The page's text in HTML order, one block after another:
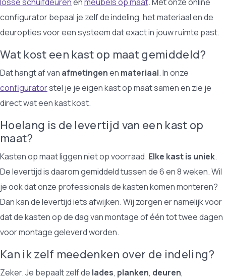
losse schuifdeurenenmeubels op maat. Met onze online
configurator bepaal je zelf de indeling, het materiaal en de
deuropties voor een systeem dat exact in jouw ruimte past.
Wat kost een kast op maat gemiddeld?
Dat hangt af van afmetingenen materiaal. In onze
configuratorstel je je eigen kast op maat samen en zie je
direct wat een kast kost.
Hoelang is de levertijd van een kast op
maat?
Kasten op maat liggen niet op voorraad. Elke kast is uniek.
De levertijd is daarom gemiddeld tussen de 6 en 8 weken. Wil
je ook dat onze professionals de kasten komen monteren?
Dan kan de levertijd iets afwijken. Wij zorgen er namelijk voor
dat de kasten op de dag van montage of één tot twee dagen
voor montage geleverd worden.
Kan ik zelf meedenken over de indeling?
Zeker. Je bepaalt zelf de lades, planken, deuren,